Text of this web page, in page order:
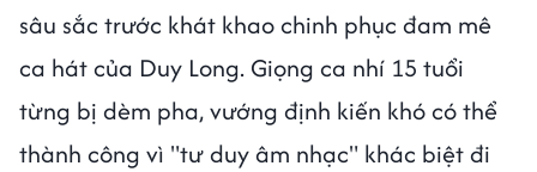
sâu sắc trước khát khao chinh phục đam mê
ca hát của Duy Long. Giọng ca nhí 15 tuổi
từng bị dèm pha, vướng định kiến khó có thể
thành công vì "tư duy âm nhạc" khác biệt đi